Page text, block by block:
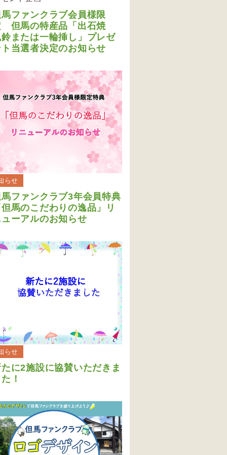
ファンクラブ会員様限
但馬の特産品「出石焼
または一輪挿し」プレゼ
当選者決定のお知らせ
らせ
ファンクラブ3年会員特典
馬のこだわりの逸品」リ
ーアルのお知らせ
らせ
に2施設に協賛いただきま
！